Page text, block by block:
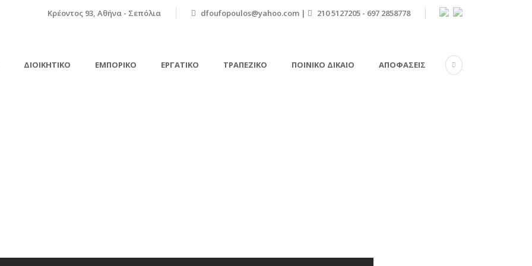
Κρέοντος 93, Αθήνα - Σεπόλια dfoufopoulos@yahoo.com | 210 5127205 - 697 2858778
ΔΙΟΙΚΗΤΙΚΌ ΕΜΠΟΡΙΚΌ ΕΡΓΑΤΙΚΌ ΤΡΑΠΕΖΙΚΌ ΠΟΙΝΙΚΌ ΔΊΚΑΙΟ ΑΠΟΦΆΣΕΙΣ